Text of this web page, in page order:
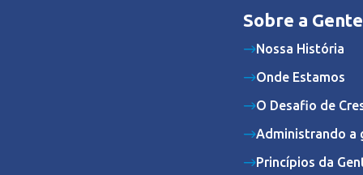
Sobre a Gente
Nossa História
Onde Estamos
O Desafio de
Administrando a
Princípios da